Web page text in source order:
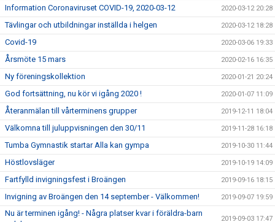
Information Coronaviruset COVID-19, 2020-03-12 2020-03-12 20:28
Tävlingar och utbildningar inställda i helgen 2020-03-12 18:28
Covid-19 2020-03-06 19:33
Årsmöte 15 mars 2020-02-16 16:35
Ny föreningskollektion 2020-01-21 20:24
God fortsättning, nu kör vi igång 2020 ! 2020-01-07 11:09
Återanmälan till vårterminens grupper 2019-12-11 18:04
Välkomna till juluppvisningen den 30/11 2019-11-28 16:18
Tumba Gymnastik startar Alla kan gympa 2019-10-30 11:44
Höstlovsläger 2019-10-19 14:09
Fartfylld invigningsfest i Broängen 2019-09-16 18:15
Invigning av Broängen den 14 september - Välkommen! 2019-09-07 19:59
Nu är terminen igång! - Några platser kvar i föräldra-barn
2019-09-03 17:47